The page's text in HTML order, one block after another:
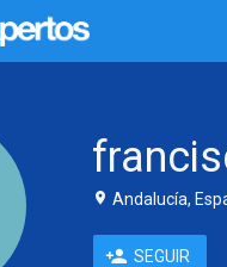
Andalucía,
SEGUIR